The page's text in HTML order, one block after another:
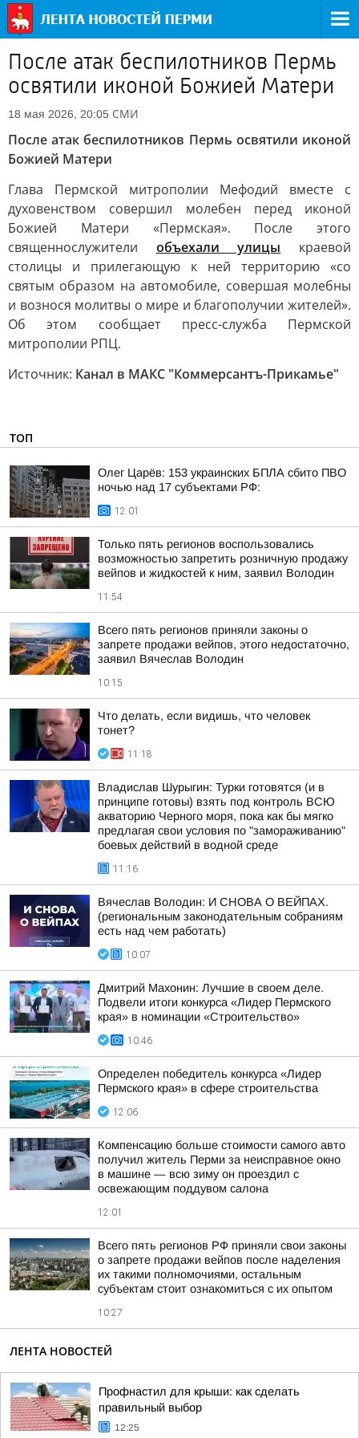
После атак беспилотников Пермь
освятили иконой Божией Матери
18 мая 2026, 20:05 СМИ
После атак беспилотников Пермь освятили иконой
Божией Матери
Глава Пермской митрополии Мефодий вместе с
духовенством совершил молебен перед иконой
Божией Матери «Пермская». После этого
священнослужители объехали улицы краевой
столицы и прилегающую к ней территорию «со
святым образом на автомобиле, совершая молебны
и вознося молитвы о мире и благополучии жителей».
Об этом сообщает пресс-служба Пермской
митрополии РПЦ.
Источник: Канал в МАКС "Коммерсантъ-Прикамье"
ТОП
Олег Царёв: 153 украинских БПЛА сбито ПВО
ночью над 17 субъектами РФ:
12:01
Только пять регионов воспользовались
возможностью запретить розничную продажу
вейпов и жидкостей к ним, заявил Володин
11:54
Всего пять регионов приняли законы о
запрете продажи вейпов, этого недостаточно,
заявил Вячеслав Володин
10:15
Что делать, если видишь, что человек
тонет?
11:18
Владислав Шурыгин: Турки готовятся (и в
принципе готовы) взять под контроль ВСЮ
акваторию Черного моря, пока как бы мягко
предлагая свои условия по "замораживанию"
боевых действий в водной среде
11:16
Вячеслав Володин: И СНОВА О ВЕЙПАХ.
(региональным законодательным собраниям
есть над чем работать)
10:07
Дмитрий Махонин: Лучшие в своем деле.
Подвели итоги конкурса «Лидер Пермского
края» в номинации «Строительство»
10:46
Определен победитель конкурса «Лидер
Пермского края» в сфере строительства
12:06
Компенсацию больше стоимости самого авто
получил житель Перми за неисправное окно
в машине — всю зиму он проездил с
освежающим поддувом салона
12:01
Всего пять регионов РФ приняли свои законы
о запрете продажи вейпов после наделения
их такими полномочиями, остальным
субъектам стоит ознакомиться с их опытом
10:27
ЛЕНТА НОВОСТЕЙ
Профнастил для крыши: как сделать
правильный выбор
12:25